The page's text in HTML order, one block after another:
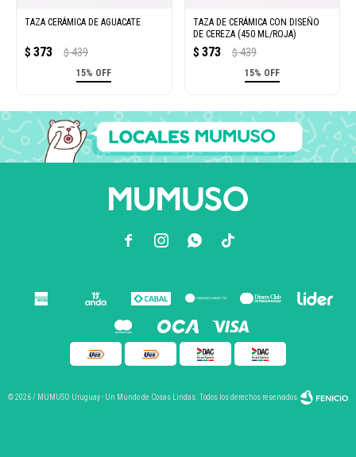
TAZA CERÁMICA DE AGUACATE
$ 373 $ 439
15% OFF
TAZA DE CERÁMICA CON DISEÑO
DE CEREZA (450 ML/ROJA)
$ 373 $ 439
15% OFF
  
© 2026 / MUMUSO Uruguay - Un Mundo de Cosas Lindas. Todos los derechos reservados.